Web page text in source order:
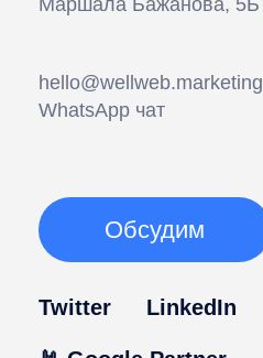
Маршала Бажанова, 5Б
hello@wellweb.marketing
WhatsApp чат
Обсудим
Twitter LinkedIn